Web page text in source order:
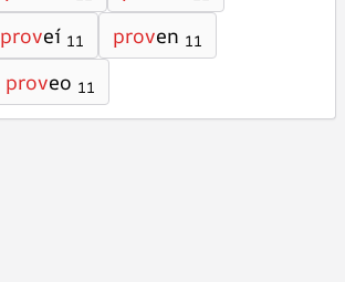
proveí 11 proven 11
proveo 11